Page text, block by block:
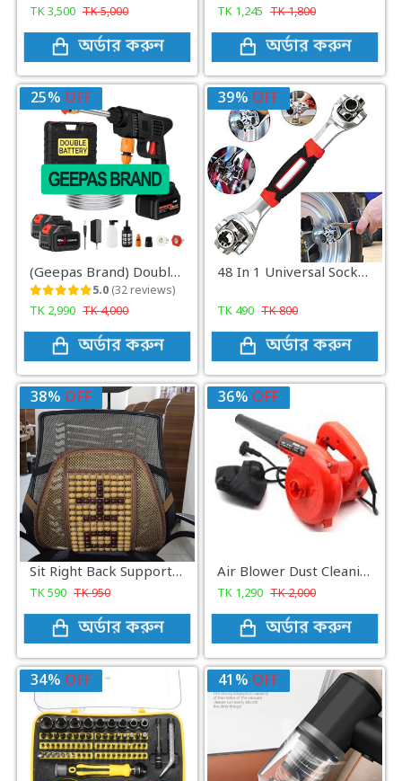
TK3,500 TK5,000
অর্ডার করুন
TK 1,245 TK1,800
অর্ডার করুন
25% OFF
(Geepas Brand) Double-Battery (10-Cell) 48 V Rechargeable Cordless High-Pressure Washer Gun
5.0 (32 reviews)
TK 2,990 TK4,000
অর্ডার করুন
39% OFF
48 In 1 Universal Socket Wrench, Chrome Vanadium Steel, Multi-function Wrench Tool with 360 Degree Rotating Head Spanner Tool for Home and Car Repair
TK 490 TK800
অর্ডার করুন
38% OFF
Sit Right Back Support For Any Kind Of Chair High Quality
TK590 TK950
অর্ডার করুন
36% OFF
Air Blower Dust Cleaning Machine 2 in 1 Premium Quality
TK 1,290 TK2,000
অর্ডার করুন
34% OFF 41% OFF